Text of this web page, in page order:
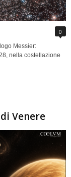
0
Messier:
nella costellazione
Venere